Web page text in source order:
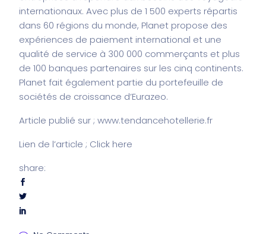
internationaux. Avec plus de 1 500 experts répartis
dans 60 régions du monde, Planet propose des
expériences de paiement international et une
qualité de service à 300 000 commerçants et plus
de 100 banques partenaires sur les cinq continents.
Planet fait également partie du portefeuille de
sociétés de croissance d’Eurazeo.
Article publié sur ; www.tendancehotellerie.fr
Lien de l’article ; Click here
share: